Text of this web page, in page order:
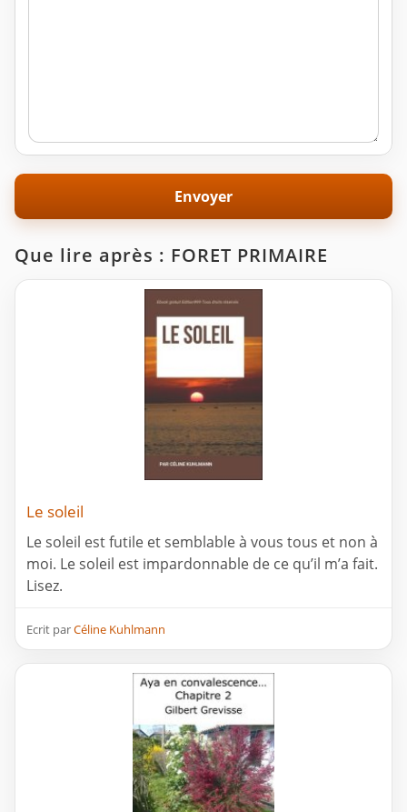
Que lire après : FORET PRIMAIRE
Le soleil
Le soleil est futile et semblable à vous tous et non à
moi. Le soleil est impardonnable de ce qu’il m’a fait.
Lisez.
Ecrit parCéline Kuhlmann